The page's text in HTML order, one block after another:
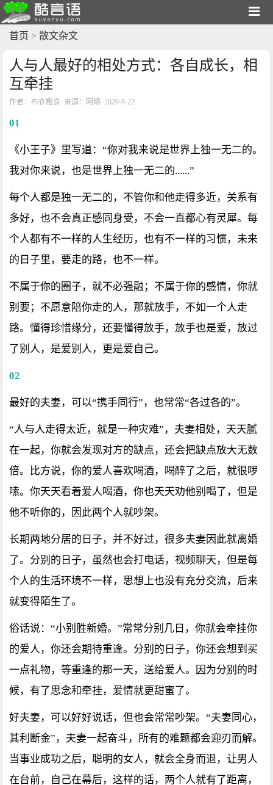
首页 > 散文杂文
人与人最好的相处方式：各自成长，相
互牵挂
作者：布衣粗食 来源：网络 2020-9-22
01
《小王子》里写道：“你对我来说是世界上独一无二的。
我对你来说，也是世界上独一无二的......”
每个人都是独一无二的，不管你和他走得多近，关系有
多好，也不会真正感同身受，不会一直都心有灵犀。每
个人都有不一样的人生经历，也有不一样的习惯，未来
的日子里，要走的路，也不一样。
不属于你的圈子，就不必强融；不属于你的感情，你就
别要；不愿意陪你走的人，那就放手，不如一个人走
路。懂得珍惜缘分，还要懂得放手，放手也是爱，放过
了别人，是爱别人，更是爱自己。
02
最好的夫妻，可以“携手同行”，也常常“各过各的”。
“人与人走得太近，就是一种灾难”，夫妻相处，天天腻
在一起，你就会发现对方的缺点，还会把缺点放大无数
倍。比方说，你的爱人喜欢喝酒，喝醉了之后，就很啰
嗦。你天天看着爱人喝酒，你也天天劝他别喝了，但是
他不听你的，因此两个人就吵架。
长期两地分居的日子，并不好过，很多夫妻因此就离婚
了。分别的日子，虽然也会打电话，视频聊天，但是每
个人的生活环境不一样，思想上也没有充分交流，后来
就变得陌生了。
俗话说：“小别胜新婚。”常常分别几日，你就会牵挂你
的爱人，你还会期待重逢。分别的日子，你还会想到买
一点礼物，等重逢的那一天，送给爱人。因为分别的时
候，有了思念和牵挂，爱情就更甜蜜了。
好夫妻，可以好好说话，但也会常常吵架。“夫妻同心，
其利断金”，夫妻一起奋斗，所有的难题都会迎刃而解。
当事业成功之后，聪明的女人，就会全身而退，让男人
在台前，自己在幕后，这样的话，两个人就有了距离，